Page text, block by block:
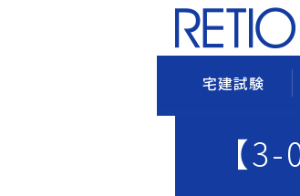
宅建試験
【